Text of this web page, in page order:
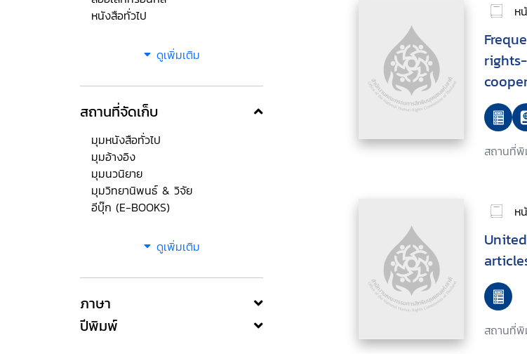
หนังสือทั่วไป
ดูเพิ่มเติม
สถานที่จัดเก็บ
มุมหนังสือทั่วไป
มุมอ้างอิง
มุมนวนิยาย
มุมวิทยานิพนธ์ & วิจัย
อีบุ๊ก (E-BOOKS)
ดูเพิ่มเติม
ภาษา
ปีพิมพ์
ห
สถานที่
ห
สถานที่